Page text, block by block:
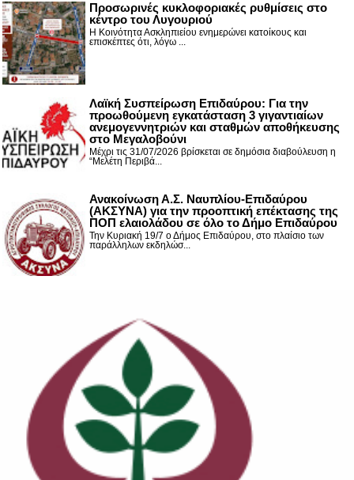
Προσωρινές κυκλοφοριακές ρυθμίσεις στο
κέντρο του Λυγουριού
Η Κοινότητα Ασκληπιείου ενημερώνει κατοίκους και
επισκέπτες ότι, λόγω ...
Λαϊκή Συσπείρωση Επιδαύρου: Για την
προωθούμενη εγκατάσταση 3 γιγαντιαίων
ανεμογεννητριών και σταθμών αποθήκευσης
στο Μεγαλοβούνι
Μέχρι τις 31/07/2026 βρίσκεται σε δημόσια διαβούλευση η
“Μελέτη Περιβά...
Ανακοίνωση Α.Σ. Ναυπλίου-Επιδαύρου
(ΑΚΣΥΝΑ) για την προοπτική επέκτασης της
ΠΟΠ ελαιολάδου σε όλο το Δήμο Επιδαύρου
Την Κυριακή 19/7 ο Δήμος Επιδαύρου, στο πλαίσιο των
παράλληλων εκδηλώσ...